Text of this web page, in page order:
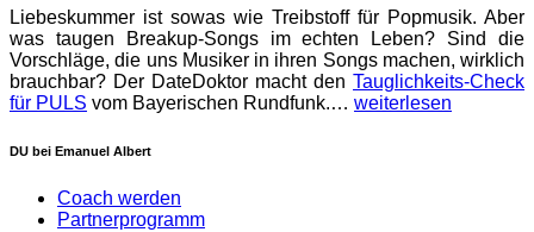
Liebeskummer ist sowas wie Treibstoff für Popmusik. Aber
was taugen Breakup-Songs im echten Leben? Sind die
Vorschläge, die uns Musiker in ihren Songs machen, wirklich
brauchbar? Der DateDoktor macht den Tauglichkeits-Check
für PULS vom Bayerischen Rundfunk.… weiterlesen
DU bei Emanuel Albert
Coach werden
Partnerprogramm